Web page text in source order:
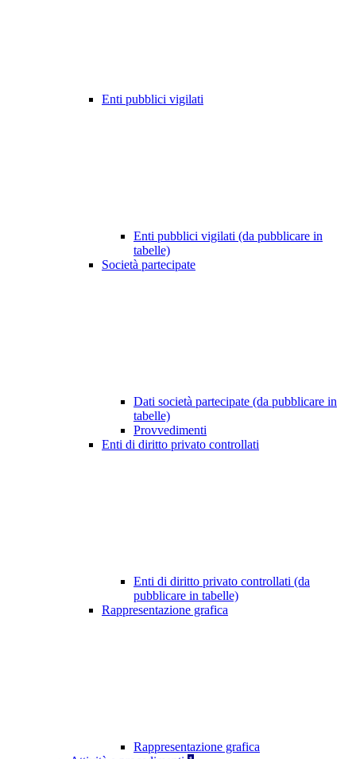
Enti pubblici vigilati
Enti pubblici vigilati (da pubblicare in
tabelle)
Società partecipate
Dati società partecipate (da pubblicare in
tabelle)
Provvedimenti
Enti di diritto privato controllati
Enti di diritto privato controllati (da
pubblicare in tabelle)
Rappresentazione grafica
Rappresentazione grafica